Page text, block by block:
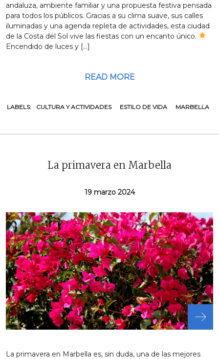
andaluza, ambiente familiar y una propuesta festiva pensada
para todos los públicos. Gracias a su clima suave, sus calles
iluminadas y una agenda repleta de actividades, esta ciudad
de la Costa del Sol vive las fiestas con un encanto único.
Encendido de luces y […]
READ MORE
LABELS: CULTURA Y ACTIVIDADES ESTILO DE VIDA MARBELLA
La primavera en Marbella
19 marzo 2024
La primavera en Marbella es, sin duda, una de las mejores